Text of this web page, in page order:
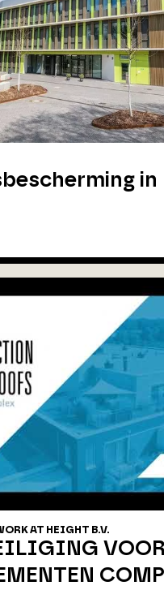
in
AT HEIGHT B.V.
VOOR